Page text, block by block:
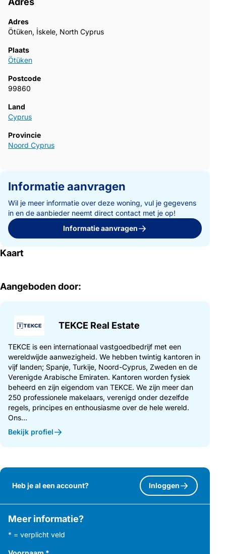
Adres
Ötüken, İskele, North Cyprus
Plaats
Ötüken
Postcode
99860
Land
Cyprus
Provincie
Noord Cyprus
Informatie aanvragen
Wil je meer informatie over deze woning, vul je gegevens
in en de aanbieder neemt direct contact met je op!
Informatie aanvragen
Kaart
Aangeboden door:
TEKCE Real Estate
TEKCE is een internationaal vastgoedbedrijf met een
wereldwijde aanwezigheid. We hebben twintig kantoren in
vijf landen; Spanje, Turkije, Noord-Cyprus, Zweden en de
Verenigde Arabische Emiraten. Kantoren worden fysiek
beheerd en zijn eigendom van TEKCE. We zijn meer dan
250 professionele makelaars, verenigd onder dezelfde
regels, principes en enthousiasme over de hele wereld.
Ons...
Bekijk profiel
Heb je al een account? Inloggen
Meer informatie?
* = verplicht veld